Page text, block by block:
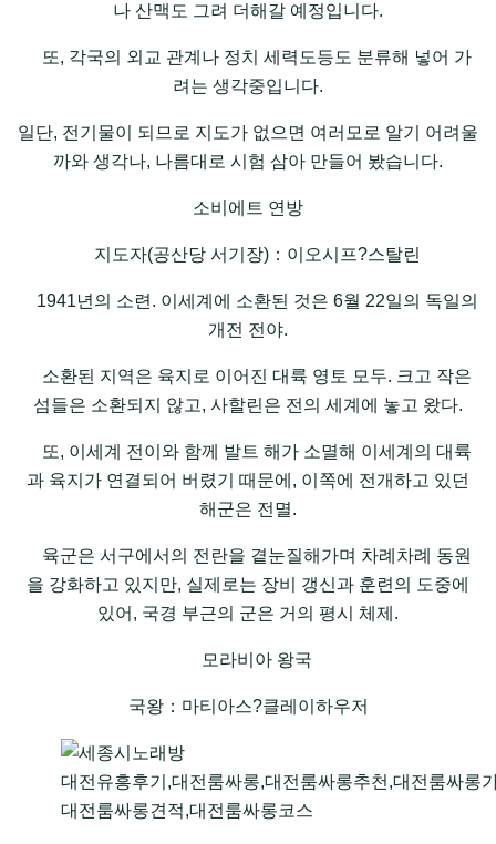
나 산맥도 그려 더해갈 예정입니다.
또, 각국의 외교 관계나 정치 세력도등도 분류해 넣어 가
려는 생각중입니다.
일단, 전기물이 되므로 지도가 없으면 여러모로 알기 어려울
까와 생각나, 나름대로 시험 삼아 만들어 봤습니다.
소비에트 연방
지도자(공산당 서기장)：이오시프?스탈린
1941년의 소련. 이세계에 소환된 것은 6월 22일의 독일의
개전 전야.
소환된 지역은 육지로 이어진 대륙 영토 모두. 크고 작은
섬들은 소환되지 않고, 사할린은 전의 세계에 놓고 왔다.
또, 이세계 전이와 함께 발트 해가 소멸해 이세계의 대륙
과 육지가 연결되어 버렸기 때문에, 이쪽에 전개하고 있던
해군은 전멸.
육군은 서구에서의 전란을 곁눈질해가며 차례차례 동원
을 강화하고 있지만, 실제로는 장비 갱신과 훈련의 도중에
있어, 국경 부근의 군은 거의 평시 체제.
모라비아 왕국
국왕：마티아스?클레이하우저
대전유흥후기,대전룸싸롱,대전룸싸롱추천,대전룸싸롱
대전룸싸롱견적,대전룸싸롱코스